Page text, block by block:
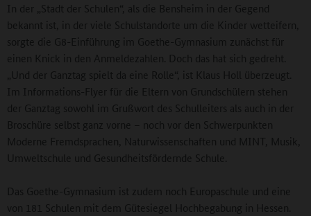
In der „Stadt der Schulen“, als die Bensheim in der Gegend
bekannt ist, in der viele Schulstandorte um die Kinder wetteifern,
sorgte die G8-Einführung im Goethe-Gymnasium zunächst für
einen Knick in den Anmeldezahlen. Doch das hat sich gedreht.
„Und der Ganztag spielt da eine Rolle“, ist Klaus Holl überzeugt.
Im Informations-Flyer für die Eltern von Grundschülern stehen
der Ganztag sowohl im Grußwort des Schulleiters als auch in der
Broschüre selbst ganz vorne – noch vor den Schwerpunkten
Moderne Fremdsprachen, Naturwissenschaften und MINT, Musik,
Umweltschule und Gesundheitsfördernde Schule.
Das Goethe-Gymnasium ist zudem noch Europaschule und eine
von 181 Schulen mit dem Gütesiegel Hochbegabung in Hessen.